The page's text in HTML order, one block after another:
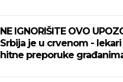
NE IGNORIŠITE OVO
Srbija je u crvenom -
hitne preporuke